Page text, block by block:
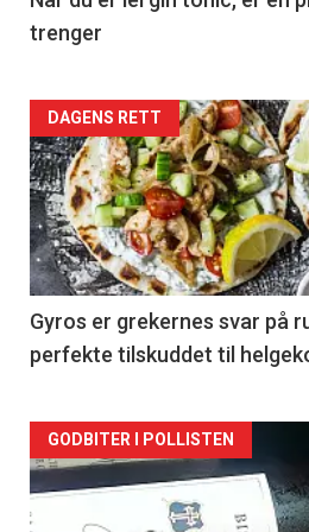
trenger
Forsiden
akkurat
nå
-
2
DAGENS RETT
Gyros er grekernes svar på
perfekte tilskuddet til
Forsiden
akkurat
GODBITER I POLLISTEN